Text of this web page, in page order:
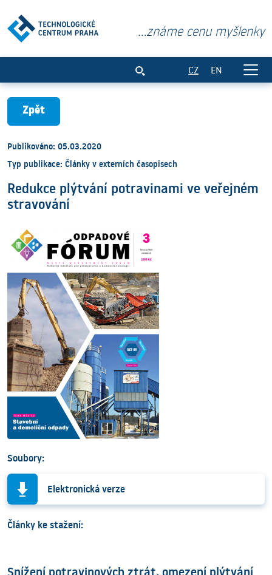
...známe cenu myšlenky
CZ EN
Zpět
Publikováno: 05.03.2020
Typ publikace: Články v externích časopisech
Redukce plýtvání potravinami ve veřejném
stravování
Soubory:
Elektronická verze
Články ke stažení: